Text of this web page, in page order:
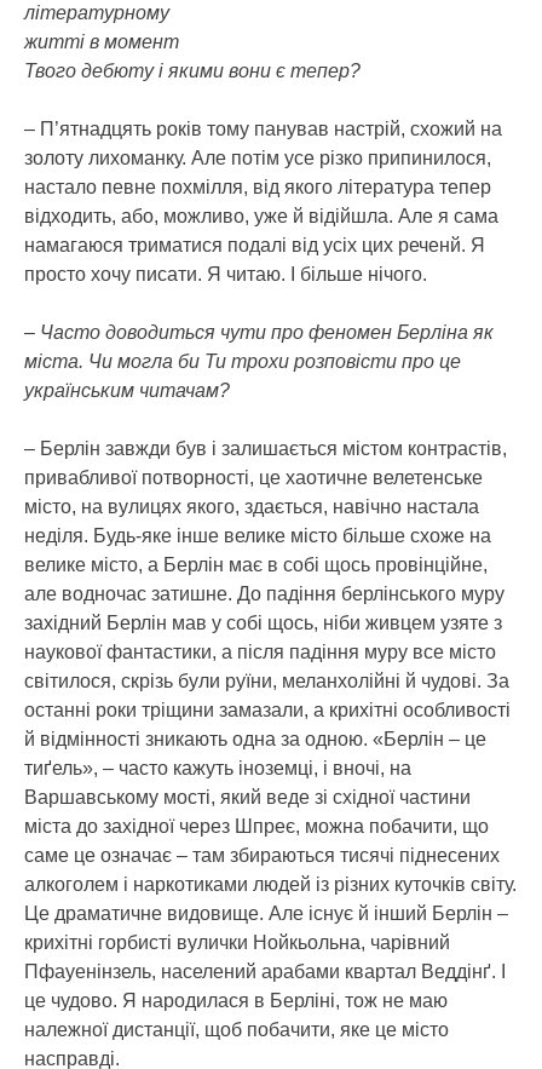
літературному
житті в момент
Твого дебюту і якими вони є тепер?
– П’ятнадцять років тому панував настрій, схожий на
золоту лихоманку. Але потім усе різко припинилося,
настало певне похмілля, від якого література тепер
відходить, або, можливо, уже й відійшла. Але я сама
намагаюся триматися подалі від усіх цих реченй. Я
просто хочу писати. Я читаю. І більше нічого.
– Часто доводиться чути про феномен Берліна як
міста. Чи могла би Ти трохи розповісти про це
українським читачам?
– Берлін завжди був і залишається містом контрастів,
привабливої потворності, це хаотичне велетенське
місто, на вулицях якого, здається, навічно настала
неділя. Будь-яке інше велике місто більше схоже на
велике місто, а Берлін має в собі щось провінційне,
але водночас затишне. До падіння берлінського муру
західний Берлін мав у собі щось, ніби живцем узяте з
наукової фантастики, а після падіння муру все місто
світилося, скрізь були руїни, меланхолійні й чудові. За
останні роки тріщини замазали, а крихітні особливості
й відмінності зникають одна за одною. «Берлін – це
тиґель», – часто кажуть іноземці, і вночі, на
Варшавському мості, який веде зі східної частини
міста до західної через Шпреє, можна побачити, що
саме це означає – там збираються тисячі піднесених
алкоголем і наркотиками людей із різних куточків світу.
Це драматичне видовище. Але існує й інший Берлін –
крихітні горбисті вулички Нойкьольна, чарівний
Пфауенінзель, населений арабами квартал Веддінґ. І
це чудово. Я народилася в Берліні, тож не маю
належної дистанції, щоб побачити, яке це місто
насправді.